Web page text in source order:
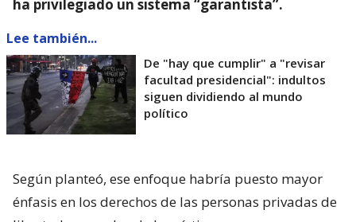
ha privilegiado un sistema “garantista”.
Lee también...
De "hay que cumplir" a "revisar
facultad presidencial": indultos
siguen dividiendo al mundo
político
Según planteó, ese enfoque habría puesto mayor
énfasis en los derechos de las personas privadas de